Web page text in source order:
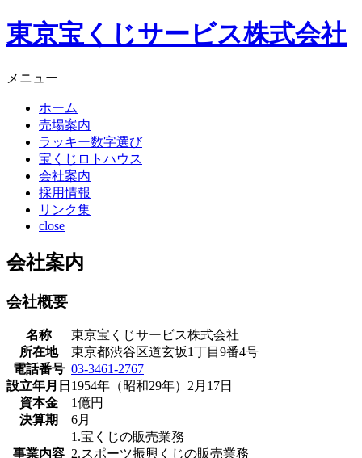
東京宝くじサービス株式会社
メニュー
ホーム
売場案内
ラッキー数字選び
宝くじロトハウス
会社案内
採用情報
リンク集
close
会社案内
会社概要
名称
東京宝くじサービス株式会社
所在地
東京都渋谷区道玄坂1丁目9番4号
電話番号 03-3461-2767
設立年月日 1954年（昭和29年）2月17日
資本金
1億円
決算期
6月
事業内容
1.宝くじの販売業務
2.スポーツ振興くじの販売業務